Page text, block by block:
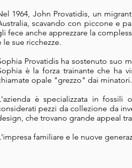
1964, John Provatidis, un
scavando con piccone e
fece anche apprezzare la
le sue ricchezze.
Provatidis ha sostenuto suo
è la forza trainante che ha
opale "grezzo" dai minatori.
è specializzata in fossili
pezzi da collezione da
che trovano grande appeal
familiare e le nuove